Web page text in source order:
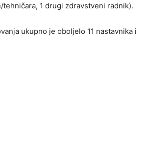
1 drugi zdravstveni radnik).
ukupno je oboljelo 11 nastavnika i